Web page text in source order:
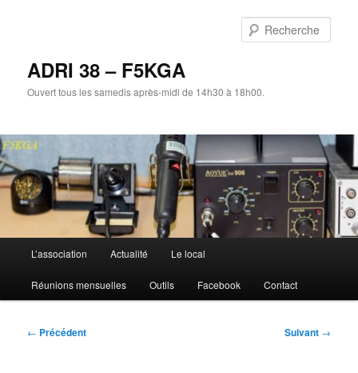
ADRI 38 – F5KGA
Ouvert tous les samedis après-midi de 14h30 à 18h00.
principal
L’association Actualité Le local
Réunions mensuelles Outils Facebook Contact
Navigation
← Précédent Suivant →